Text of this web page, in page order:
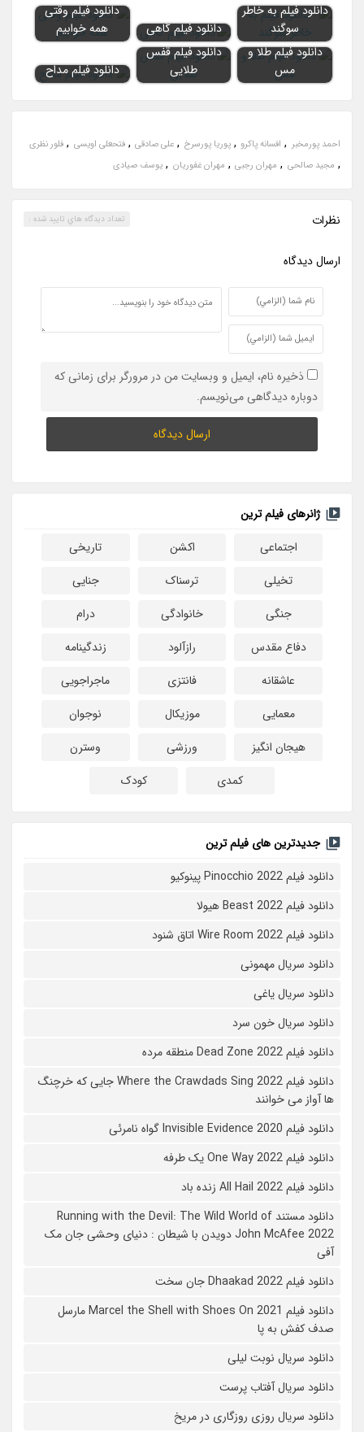
دانلود فیلم به خاطر
سوگند
دانلود فیلم گاهی
دانلود فیلم وقتی
همه خوابیم
دانلود فیلم طلا و
مس
دانلود فیلم قفس
طلایی
دانلود فیلم مداح
احمد پورمخبر , افسانه پاکرو ,پوریا پورسرخ , علی صادقی ,فتحعلی اویسی , فلور نظری
, مجید صالحی , مهران رجبی , مهران غفوریان , یوسف صیادی
نظرات تعداد ديدگاه هاي تاييد شده :
ارسال ديدگاه
ذخیره نام، ایمیل و وبسایت من در مرورگر برای زمانی که
دوباره دیدگاهی می‌نویسم.
ژانرهای فیلم ترین
اجتماعی
اکشن
تاریخی
تخیلی
ترسناک
جنایی
جنگی
خانوادگی
درام
دفاع مقدس
رازآلود
زندگینامه
عاشقانه
فانتزی
ماجراجویی
معمایی
موزیکال
نوجوان
هیجان انگیز
ورزشی
وسترن
کمدی
کودک
جدیدترین های فیلم ترین
دانلود فیلم Pinocchio 2022 پینوکیو
دانلود فیلم Beast 2022 هیولا
دانلود فیلم Wire Room 2022 اتاق شنود
دانلود سریال مهمونی
دانلود سریال یاغی
دانلود سریال خون سرد
دانلود فیلم 2022 Dead Zone منطقه مرده
دانلود فیلم Where the Crawdads Sing 2022 جایی که خرچنگ
ها آواز می خوانند
دانلود فیلم 2020 Invisible Evidence گواه نامرئی
دانلود فیلم One Way 2022 یک طرفه
دانلود فیلم All Hail 2022 زنده باد
دانلود مستند Running with the Devil: The Wild World of
John McAfee 2022 دویدن با شیطان : دنیای وحشی جان مک
آفی
دانلود فیلم Dhaakad 2022 جان سخت
دانلود فیلم Marcel the Shell with Shoes On 2021 مارسل
صدف کفش به پا
دانلود سریال نوبت لیلی
دانلود سریال آفتاب پرست
دانلود سریال روزی روزگاری در مریخ